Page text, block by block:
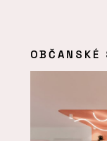
OBČANSKÉ